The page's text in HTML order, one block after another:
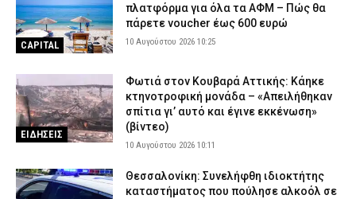
CAPITAL
πλατφόρμα για όλα τα ΑΦΜ – Πώς θα
πάρετε voucher έως 600 ευρώ
10 Αυγούστου 2026 10:25
ΕΙΔΗΣΕΙΣ
Φωτιά στον Κουβαρά Αττικής: Κάηκε
κτηνοτροφική μονάδα – «Απειλήθηκαν
σπίτια γι’ αυτό και έγινε εκκένωση»
(βίντεο)
10 Αυγούστου 2026 10:11
Θεσσαλονίκη: Συνελήφθη ιδιοκτήτης
καταστήματος που πούλησε αλκοόλ σε